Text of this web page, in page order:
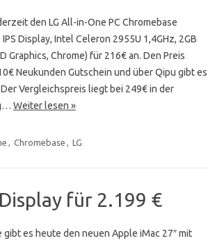
den LG All-in-One PC Chromebase
Display, Intel Celeron 2955U 1,4GHz, 2GB
Graphics, Chrome) für 216€ an. Den Preis
Neukunden Gutschein und über Qipu gibt es
Vergleichspreis liegt bei 249€ in der
Weiter lesen »
, Chromebase , LG
für 2.199 €
gibt es heute den neuen Apple iMac 27″ mit